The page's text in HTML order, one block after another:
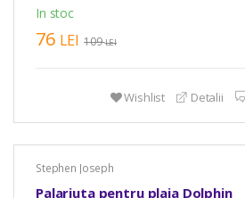
In stoc
76 LEI 109LEI
Wishlist Detalii
Stephen Joseph
Palariuta pentru plaja Dolphin